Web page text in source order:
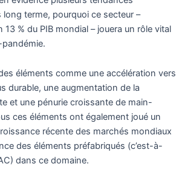
long terme, pourquoi ce secteur –
% du PIB mondial – jouera un rôle vital
éléments comme une accélération vers
durable, une augmentation de la
et une pénurie croissante de main-
ces éléments ont également joué un
récente des marchés mondiaux
des éléments préfabriqués (c’est-à-
dans ce domaine.